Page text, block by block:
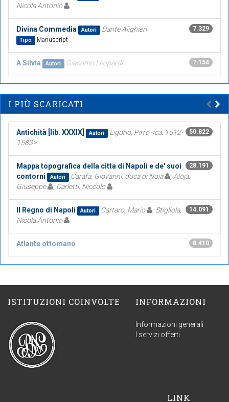
Nicola Antonio
7.329
Divina Commedia Autori Dante Alighieri
Tipo Manuscript
7.154
A Silvia Autori Giacomo Leopardi
I PIÙ SCARICATI
50.822
Antichità [lib. XXXIX] Autori
Ligorio, Pirro <ca. 1512-
1583>
28.191
Mappa topografica della citta di Napoli e de' suoi
contorni
Autori Carafa, Giovanni, duca di Noia
; Aloja,
Giuseppe
; Carletti, Niccolo
14.091
Il Regno di Napoli Autori Cartaro, Mario
; Stigliola,
Nicola Antonio
8.410
Atlante ottomano
ISTITUZIONI COINVOLTE INFORMAZIONI
Informazioni generali
I servizi offerti
LINK